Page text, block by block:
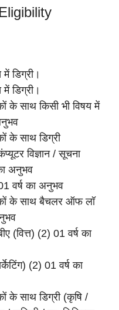
में डिग्री।
में डिग्री।
के साथ किसी भी विषय में
के साथ डिग्री
विज्ञान / सूचना
अनुभव
वर्ष का अनुभव
के साथ बैचलर ऑफ लॉ
(वित्त) (2) 01 वर्ष का
(2) 01 वर्ष का
के साथ डिग्री (कृषि /